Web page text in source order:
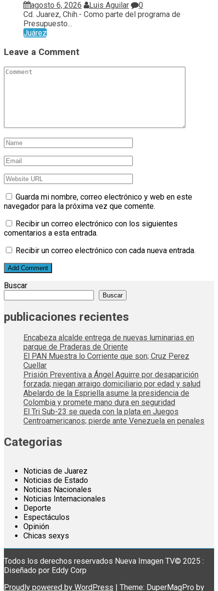
agosto 6, 2026 Luis Aguilar
0
Cd. Juarez, Chih.- Como parte del programa de
Presupuesto...
Juárez
Leave a Comment
Guarda mi nombre, correo electrónico y web en este
navegador para la próxima vez que comente.
Recibir un correo electrónico con los siguientes
comentarios a esta entrada.
Recibir un correo electrónico con cada nueva entrada.
Buscar
Buscar
publicaciones recientes
Encabeza alcalde entrega de nuevas luminarias en
parque de Praderas de Oriente
El PAN Muestra lo Corriente que son; Cruz Perez
Cuellar
Prisión Preventiva a Ángel Aguirre por desaparición
forzada; niegan arraigo domiciliario por edad y salud
Abelardo de la Espriella asume la presidencia de
Colombia y promete mano dura en seguridad
El Tri Sub-23 se queda con la plata en Juegos
Centroamericanos; pierde ante Venezuela en penales
Categorias
Noticias de Juarez
Noticias de Estado
Noticias Nacionales
Noticias Internacionales
Deporte
Espectáculos
Opinión
Chicas sexys
Todos los derechos reservados Nueva Imagen TV© 2025 :
Diseñado por Eddy Corp
Proudly powered by WordPress
Theme: DuperMagPro by